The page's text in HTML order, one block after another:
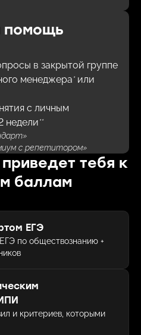
в закрытой группе
менеджера*или
с личным
недели**
с репетитором»
тебя к
баллам
ЕГЭ
по обществознанию +
и критериев, которыми